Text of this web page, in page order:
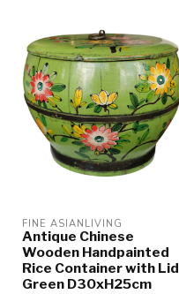
FINE ASIANLIVING
Antique Chinese
Wooden Handpainted
Rice Container with Lid
Green D30xH25cm